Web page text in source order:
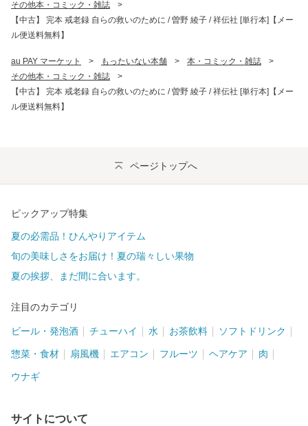
その他本・コミック・雑誌
>
【中古】 完本 戒老録 自らの救いのために / 曽野 綾子 / 祥伝社 [単行本]【メー
ル便送料無料】
au PAY マーケット > もったいない本舗 > 本・コミック・雑誌
>
その他本・コミック・雑誌
>
【中古】 完本 戒老録 自らの救いのために / 曽野 綾子 / 祥伝社 [単行本]【メー
ル便送料無料】
ページトップへ
ピックアップ特集
夏の必需品！ひんやりアイテム
旬の美味しさをお届け！夏の瑞々しい果物
夏の挨拶、まだ間に合います。
注目のカテゴリ
ビール・発泡酒 チューハイ 水 お茶飲料 ソフトドリンク
惣菜・食材 扇風機 エアコン フルーツ ヘアケア 肉
ウナギ
サイトについて